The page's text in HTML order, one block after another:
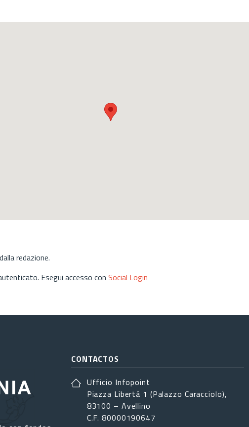
redazione.
Esegui accesso con Social Login
CONTACTOS
Ufficio Infopoint
Piazza Libertá 1 (Palazzo Caracciolo),
83100 – Avellino
C.F. 80000190647